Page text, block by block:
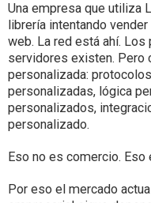
Una empresa que utiliza
librería intentando
web. La red está ahí.
servidores existen. Pero
personalizada:
personalizadas, lógica
personalizados,
personalizado.
Eso no es comercio. Eso
Por eso el mercado